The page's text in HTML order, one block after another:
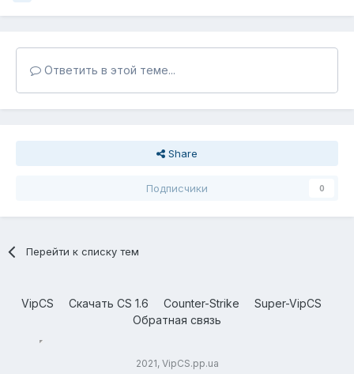
Ответить в этой теме...
Share
Подписчики 0
Перейти к списку тем
VipCS Скачать CS 1.6 Counter-Strike
Super-VipCS
Обратная связь
2021, VipCS.pp.ua